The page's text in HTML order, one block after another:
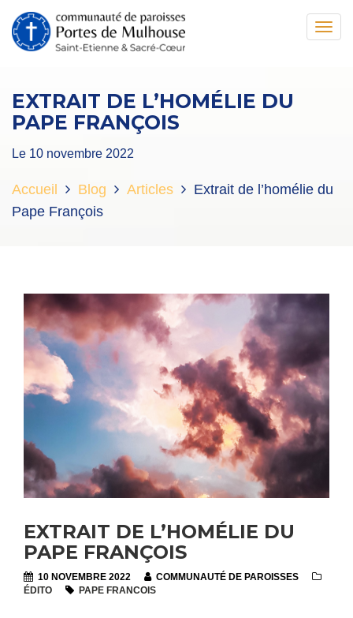
EXTRAIT DE L’HOMÉLIE DU
PAPE FRANÇOIS
Le 10 novembre 2022
Accueil Blog Articles
Extrait de l’homélie du
Pape François
EXTRAIT DE L’HOMÉLIE DU
PAPE FRANÇOIS
10 NOVEMBRE 2022
COMMUNAUTÉ DE PAROISSES
ÉDITO
PAPE FRANCOIS